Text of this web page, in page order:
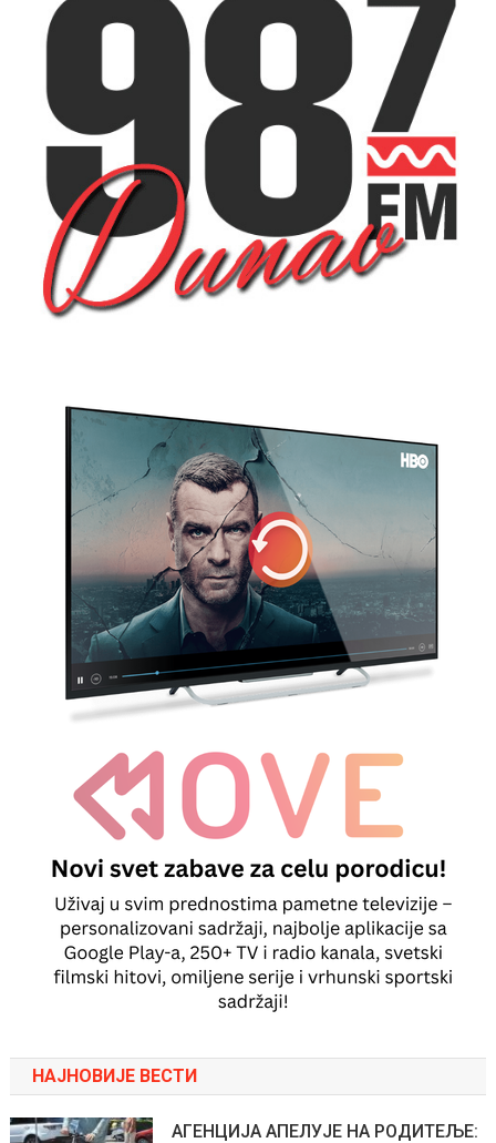
НАЈНОВИЈЕ ВЕСТИ
АГЕНЦИЈА АПЕЛУЈЕ НА РОДИТЕЉЕ: